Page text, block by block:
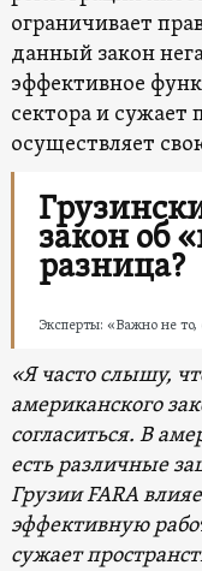
ограничивает
данный закон
эффективное
сектора и сужает
осуществляет
закон об
разница?
Эксперты: «Важно не то,
«Я часто слышу,
американского
согласиться. В
есть различные
Грузии FARA
эффективную
сужает